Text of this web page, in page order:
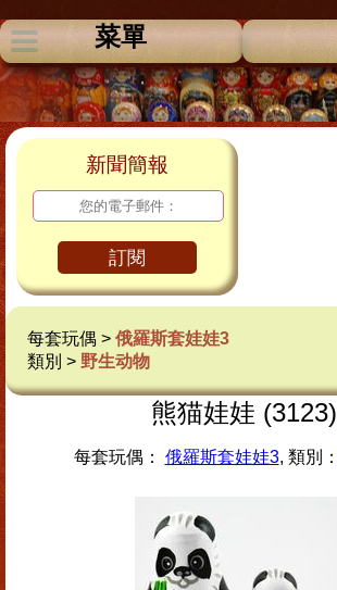
菜單
新聞簡報
訂閱
每套玩偶 > 俄羅斯套娃娃3
類別 > 野生动物
熊猫娃娃 (3123)
每套玩偶： 俄羅斯套娃娃3, 類別：